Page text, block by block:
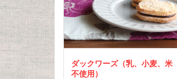
ダックワーズ（乳、小麦、米
不使用）